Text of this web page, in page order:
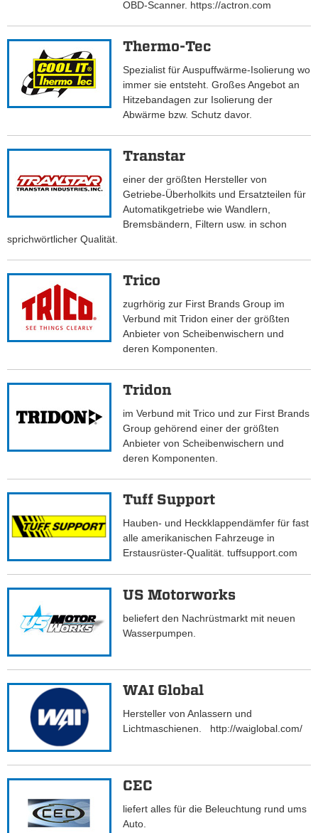
OBD-Scanner. https://actron.com
Thermo-Tec
Spezialist für Auspuffwärme-Isolierung wo
immer sie entsteht. Großes Angebot an
Hitzebandagen zur Isolierung der
Abwärme bzw. Schutz davor.
Transtar
einer der größten Hersteller von
Getriebe-Überholkits und Ersatzteilen für
Automatikgetriebe wie Wandlern,
Bremsbändern, Filtern usw. in schon
sprichwörtlicher Qualität.
Trico
zugrhörig zur First Brands Group im
Verbund mit Tridon einer der größten
Anbieter von Scheibenwischern und
deren Komponenten.
Tridon
im Verbund mit Trico und zur First Brands
Group gehörend einer der größten
Anbieter von Scheibenwischern und
deren Komponenten.
Tuff Support
Hauben- und Heckklappendämfer für fast
alle amerikanischen Fahrzeuge in
Erstausrüster-Qualität. tuffsupport.com
US Motorworks
beliefert den Nachrüstmarkt mit neuen
Wasserpumpen.
WAI Global
Hersteller von Anlassern und
Lichtmaschienen. http://waiglobal.com/
CEC
liefert alles für die Beleuchtung rund ums
Auto.